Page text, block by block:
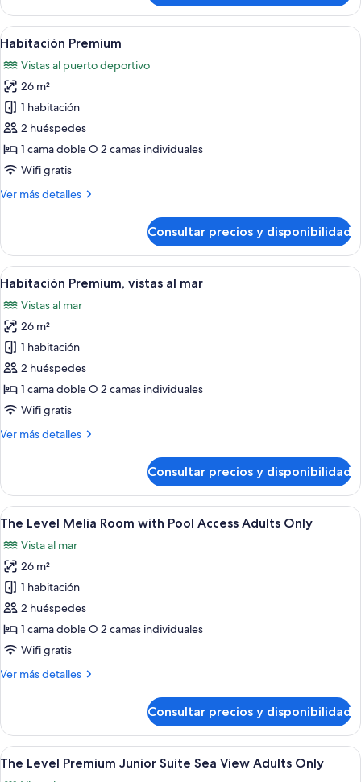
Only
Level
Premium
Room
View
Adults
Only
Abrir
todas
las
fotos
de
Habitación
Premium
Una habitación de hotel con una
7
Habitación Premium
Vistas al puerto deportivo
26 m²
1 habitación
2 huéspedes
1 cama doble O 2 camas individuales
Wifi gratis
Ver más detalles
Más
Premium
Consultar precios y disponibilidad
Abrir
todas
las
fotos
de
Habitación
Premium,
vistas
mar
Habitación de hotel con dos camas,
7
Habitación Premium, vistas al mar
Vistas al mar
26 m²
1 habitación
2 huéspedes
1 cama doble O 2 camas individuales
Wifi gratis
Ver más detalles
Más
Premium,
vistas
al
Consultar precios y disponibilidad
Abrir
todas
las
fotos
de
The
Level
Melia
with
Adults
Only
The Level Melia Room with Pool
6
The Level Melia Room with Pool Access Adults Only
Vista al mar
26 m²
1 habitación
2 huéspedes
1 cama doble O 2 camas individuales
Wifi gratis
Ver más detalles
Más
Level
Melia
Room
Consultar precios y disponibilidad
Abrir
todas
Un hotel moderno con cama, sofá,
15
The Level Premium Junior Suite Sea View Adults Only